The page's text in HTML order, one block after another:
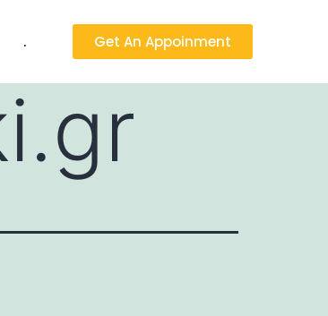
. Get An Appoinment